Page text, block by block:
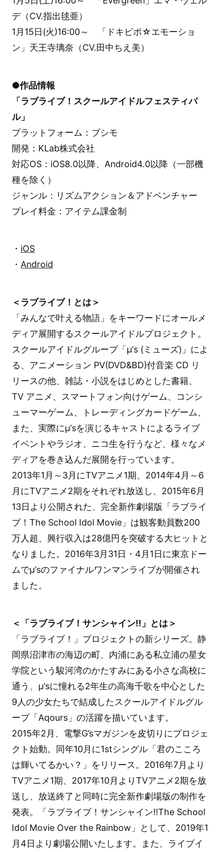
デ（CV.指出毬亜）
1月15日(火)16:00～ 「ドキピポ☆エモーショ
ン」天王寺璃奈（CV.田中ちえ美）
●作品情報
「ラブライブ！スクールアイドルフェスティバ
ル」
プラットフォーム：ブシモ
開発：KLab株式会社
対応OS：iOS8.0以降、Android4.0以降（一部機
種を除く）
ジャンル：リズムアクション＆アドベンチャー
プレイ料金：アイテム課金制
・ iOS
・ Android
＜ラブライブ！とは＞
「みんなで叶える物語」をキーワードにオールメ
ディア展開するスクールアイドルプロジェクト。
スクールアイドルグループ「μ’s (ミューズ)」によ
る、アニメーション PV(DVD&BD)付音楽 CD リ
リースの他、雑誌・小説をはじめとした書籍、
TV アニメ、スマートフォン向けゲーム、コンシ
ューマーゲーム、トレーディングカードゲーム、
また、実際にμ’sを演じるキャストによるライブ
イベントやラジオ、ニコ生を行うなど、様々なメ
ディアを巻き込んだ展開を行っています。
2013年1月～3月にTVアニメ1期、2014年4月～6
月にTVアニメ2期をそれぞれ放送し、2015年6月
13日より公開された、完全新作劇場版「ラブライ
ブ！The School Idol Movie」は観客動員数200
万人超、興行収入は28億円を突破する大ヒットと
なりました。2016年3月31日・4月1日に東京ドー
ムでμ’sのファイナルワンマンライブが開催され
ました。
＜「ラブライブ！サンシャイン!!」とは＞
「ラブライブ！」プロジェクトの新シリーズ。静
岡県沼津市の海辺の町、内浦にある私立浦の星女
学院という駿河湾のかたすみにある小さな高校に
通う、μ’sに憧れる2年生の高海千歌を中心とした
9人の少女たちで結成したスクールアイドルグル
ープ「Aqours」の活躍を描いています。
2015年2月、電撃G’sマガジンを皮切りにプロジェ
クト始動。同年10月に1stシングル「君のこころ
は輝いてるかい？」をリリース。2016年7月より
TVアニメ1期、2017年10月よりTVアニメ2期を放
送し、放送終了と同時に完全新作劇場版の制作を
発表。「ラブライブ！サンシャイン!!The School
Idol Movie Over the Rainbow」として、2019年1
月4日より劇場公開いたします。また、ライブイ